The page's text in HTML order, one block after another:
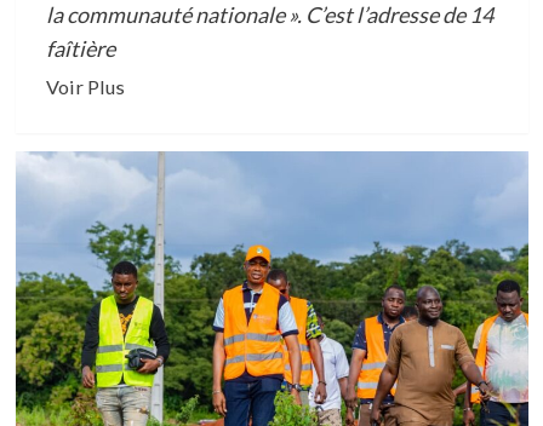
la communauté nationale ». C’est l’adresse de 14
faîtière
Voir PlusEn
plus
sur
26
JOURS
DE
L’ELECTION
PRESIDENTIELLE
EN
COTE